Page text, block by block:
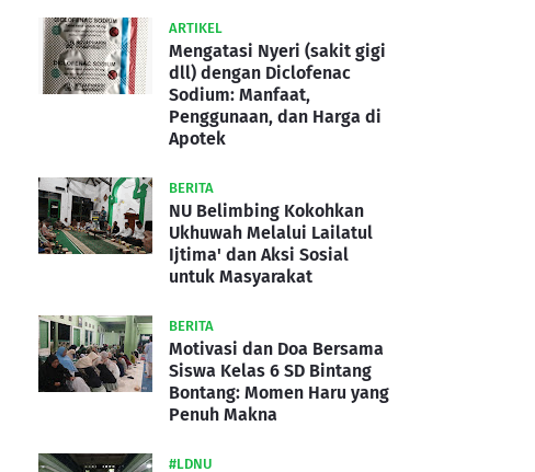
ARTIKEL
Mengatasi Nyeri (sakit gigi
dll) dengan Diclofenac
Sodium: Manfaat,
Penggunaan, dan Harga di
Apotek
BERITA
NU Belimbing Kokohkan
Ukhuwah Melalui Lailatul
Ijtima' dan Aksi Sosial
untuk Masyarakat
BERITA
Motivasi dan Doa Bersama
Siswa Kelas 6 SD Bintang
Bontang: Momen Haru yang
Penuh Makna
#LDNU